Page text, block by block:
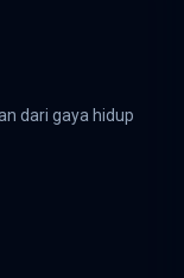
dari gaya hidup